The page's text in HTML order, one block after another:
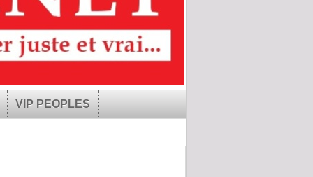
VIP PEOPLES